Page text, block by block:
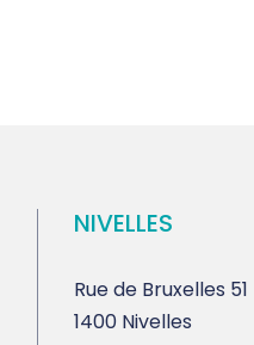
NIVELLES
Rue de Bruxelles 51
1400 Nivelles